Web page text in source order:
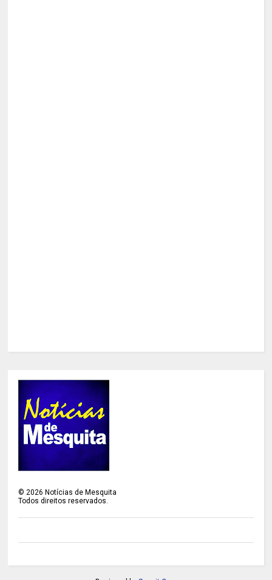
©2026 Notícias de Mesquita
Todos direitos reservados.